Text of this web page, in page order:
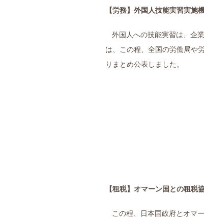
【労務】 外国人技能実習実施
外国人への技能実習は、企
は、この程、全国の労働局や
りまとめ公表しました。
【租税】 オマーン国との租税
この程、日本国政府とオマ